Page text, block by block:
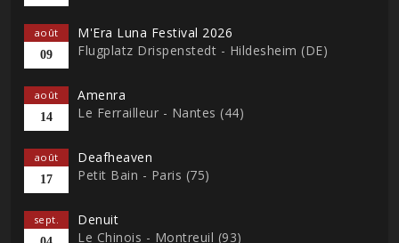
août
09
M'Era Luna Festival 2026
Flugplatz Drispenstedt - Hildesheim (DE)
août
14
Amenra
Le Ferrailleur - Nantes (44)
août
17
Deafheaven
Petit Bain - Paris (75)
sept.
Denuit
Le Chinois - Montreuil (93)